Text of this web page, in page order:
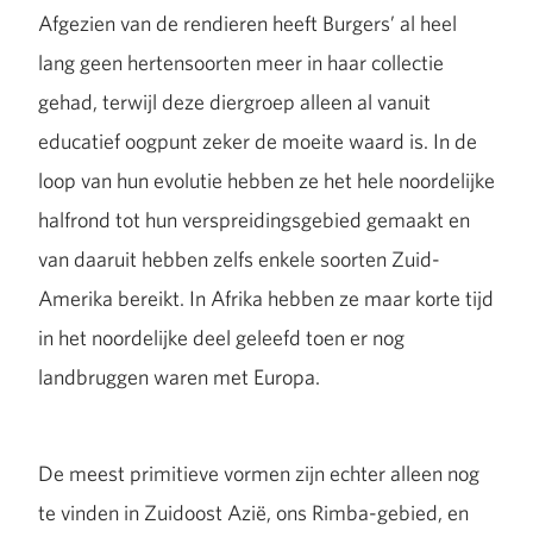
Afgezien van de rendieren heeft Burgers’ al heel
lang geen hertensoorten meer in haar collectie
gehad, terwijl deze diergroep alleen al vanuit
educatief oogpunt zeker de moeite waard is. In de
loop van hun evolutie hebben ze het hele noordelijke
halfrond tot hun verspreidingsgebied gemaakt en
van daaruit hebben zelfs enkele soorten Zuid-
Amerika bereikt. In Afrika hebben ze maar korte tijd
in het noordelijke deel geleefd toen er nog
landbruggen waren met Europa.
De meest primitieve vormen zijn echter alleen nog
te vinden in Zuidoost Azië, ons Rimba-gebied, en